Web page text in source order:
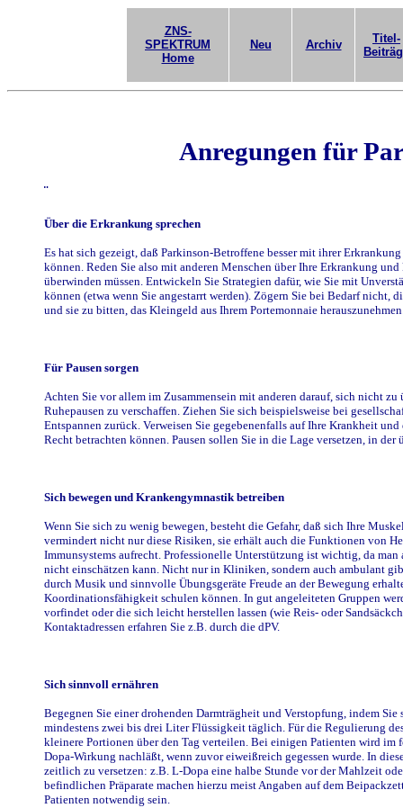
ZNS-
SPEKTRUM
Home
Neu Archiv
Titel-
Anregungen für
¨
Über die Erkrankung sprechen
Es hat sich gezeigt, daß Parkinson-Betroffene besser mit ihrer
können. Reden Sie also mit anderen Menschen über Ihre Erkrankung
überwinden müssen. Entwickeln Sie Strategien dafür, wie Sie mit
können (etwa wenn Sie angestarrt werden). Zögern Sie bei Bedarf nicht,
und sie zu bitten, das Kleingeld aus Ihrem Portemonnaie
Für Pausen sorgen
Achten Sie vor allem im Zusammensein mit anderen darauf, sich nicht
Ruhepausen zu verschaffen. Ziehen Sie sich beispielsweise bei
Entspannen zurück. Verweisen Sie gegebenenfalls auf Ihre Krankheit
Recht betrachten können. Pausen sollen Sie in die Lage versetzen, in
Sich bewegen und Krankengymnastik betreiben
Wenn Sie sich zu wenig bewegen, besteht die Gefahr, daß sich Ihre
vermindert nicht nur diese Risiken, sie erhält auch die Funktionen von
Immunsystems aufrecht. Professionelle Unterstützung ist wichtig, da
nicht einschätzen kann. Nicht nur in Kliniken, sondern auch ambulant
durch Musik und sinnvolle Übungsgeräte Freude an der Bewegung
Koordinationsfähigkeit schulen können. In gut angeleiteten Gruppen
vorfindet oder die sich leicht herstellen lassen (wie Reis- oder
Kontaktadressen erfahren Sie z.B. durch die dPV.
Sich sinnvoll ernähren
Begegnen Sie einer drohenden Darmträgheit und Verstopfung, indem
mindestens zwei bis drei Liter Flüssigkeit täglich. Für die Regulierung
kleinere Portionen über den Tag verteilen. Bei einigen Patienten wird
Dopa-Wirkung nachläßt, wenn zuvor eiweißreich gegessen wurde. In
zeitlich zu versetzen: z.B. L-Dopa eine halbe Stunde vor der Mahlzeit
befindlichen Präparate machen hierzu meist Angaben auf dem
Patienten notwendig sein.